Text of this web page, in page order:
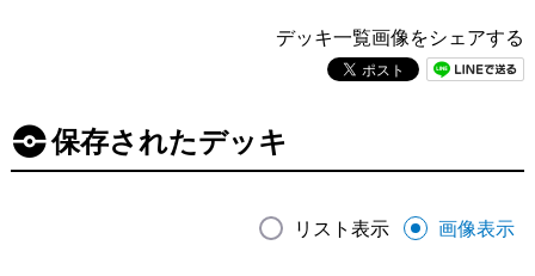
デッキ一覧画像をシェアする
保存されたデッキ
リスト表示 画像表示